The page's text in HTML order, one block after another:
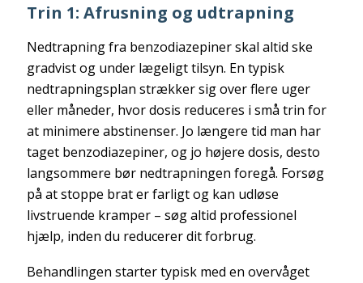
Trin 1: Afrusning og udtrapning
Nedtrapning fra benzodiazepiner skal altid ske
gradvist og under lægeligt tilsyn. En typisk
nedtrapningsplan strækker sig over flere uger
eller måneder, hvor dosis reduceres i små trin for
at minimere abstinenser. Jo længere tid man har
taget benzodiazepiner, og jo højere dosis, desto
langsommere bør nedtrapningen foregå. Forsøg
på at stoppe brat er farligt og kan udløse
livstruende kramper – søg altid professionel
hjælp, inden du reducerer dit forbrug.
Behandlingen starter typisk med en overvåget